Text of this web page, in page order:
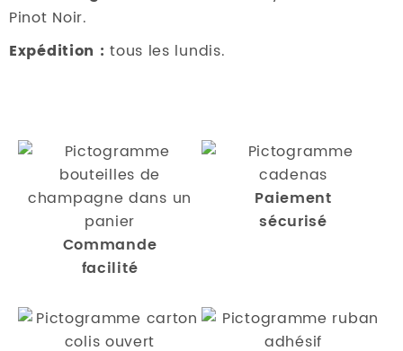
Pinot Noir.
Expédition : tous les lundis.
Commande
facilité
Paiement
sécurisé